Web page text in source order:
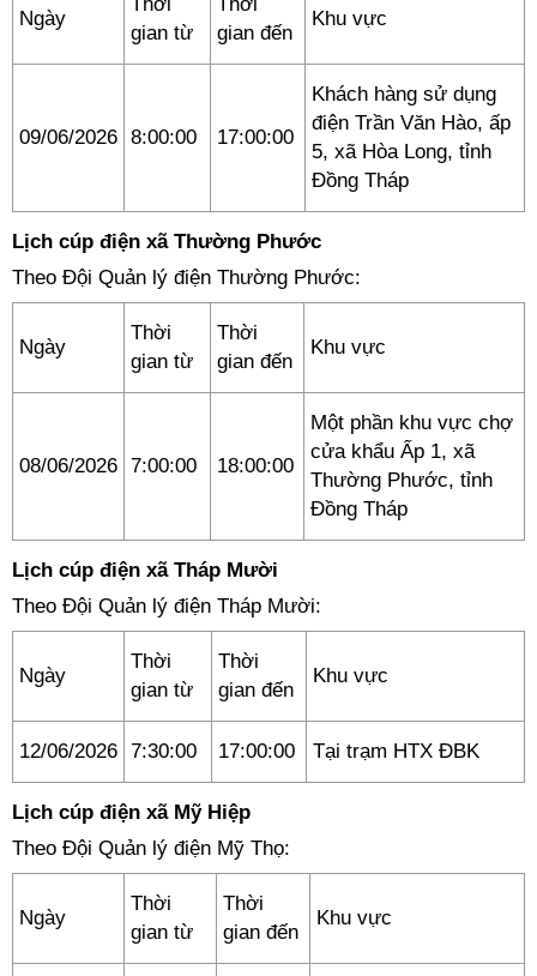
Ngày
gian từ
gian đến
Khu vực
09/06/2026 8:00:00 17:00:00
Khách hàng sử dụng
điện Trần Văn Hào, ấp
5, xã Hòa Long, tỉnh
Đồng Tháp
Lịch cúp điện xã Thường Phước
Theo Đội Quản lý điện Thường Phước:
Ngày
Thời
gian từ
Thời
gian đến
Khu vực
08/06/2026 7:00:00 18:00:00
Một phần khu vực chợ
cửa khẩu Ấp 1, xã
Thường Phước, tỉnh
Đồng Tháp
Lịch cúp điện xã Tháp Mười
Theo Đội Quản lý điện Tháp Mười:
Ngày
Thời
gian từ
Thời
gian đến
Khu vực
12/06/2026 7:30:00 17:00:00 Tại trạm HTX ĐBK
Lịch cúp điện xã Mỹ Hiệp
Theo Đội Quản lý điện Mỹ Thọ:
Ngày
Thời
gian từ
Thời
gian đến
Khu vực